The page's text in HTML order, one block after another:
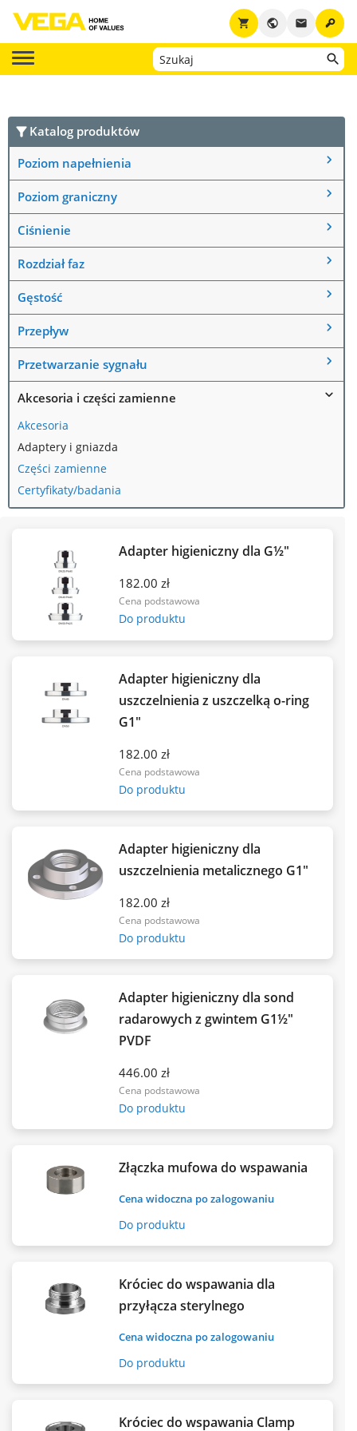
key
email
public
shopping_cart
Katalog produktów
Poziom napełnienia
Poziom graniczny
Ciśnienie
Rozdział faz
Gęstość
Przepływ
Przetwarzanie sygnału
Akcesoria i części zamienne
Akcesoria
Adaptery i gniazda
Części zamienne
Certyfikaty/badania
Adapter higieniczny dla G½"
182.00 zł
Cena podstawowa
Do produktu
Adapter higieniczny dla
uszczelnienia z uszczelką o-ring
G1"
182.00 zł
Cena podstawowa
Do produktu
Adapter higieniczny dla
uszczelnienia metalicznego G1"
182.00 zł
Cena podstawowa
Do produktu
Adapter higieniczny dla sond
radarowych z gwintem G1½"
PVDF
446.00 zł
Cena podstawowa
Do produktu
Złączka mufowa do wspawania
Cena widoczna po zalogowaniu
Do produktu
Króciec do wspawania dla
przyłącza sterylnego
Cena widoczna po zalogowaniu
Do produktu
Króciec do wspawania Clamp